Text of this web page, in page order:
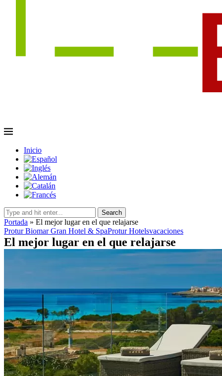
Inicio
Search
Portada » El mejor lugar en el que relajarse
Protur Biomar Gran Hotel & SpaProtur Hotelsvacaciones
El mejor lugar en el que relajarse